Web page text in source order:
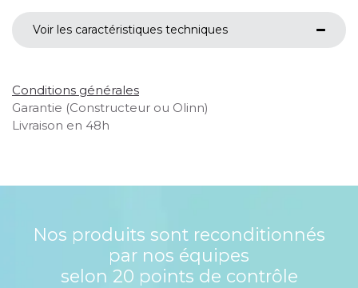
Voir les caractéristiques techniques
Conditions générales
Garantie (Constructeur ou Olinn)
Livraison en 48h
Nos produits sont reconditionnés
par nos équipes
selon 20 points de contrôle